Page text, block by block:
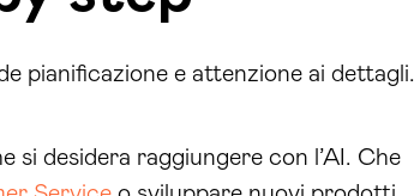
pianificazione e attenzione ai dettagli.
si desidera raggiungere con l’AI. Che